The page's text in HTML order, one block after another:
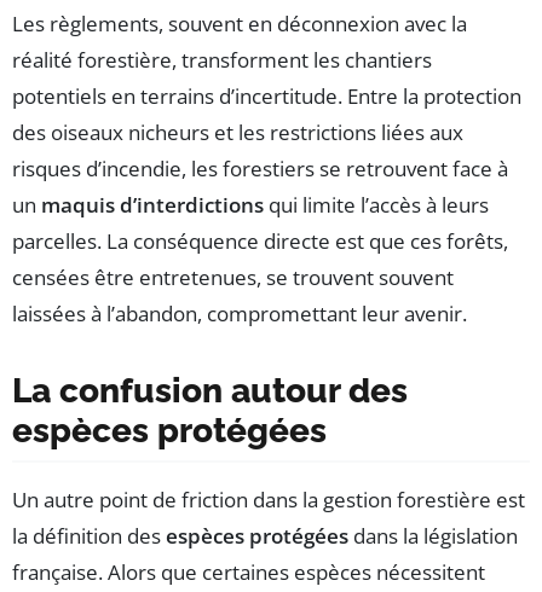
Les règlements, souvent en déconnexion avec la
réalité forestière, transforment les chantiers
potentiels en terrains d’incertitude. Entre la protection
des oiseaux nicheurs et les restrictions liées aux
risques d’incendie, les forestiers se retrouvent face à
un maquis d’interdictions qui limite l’accès à leurs
parcelles. La conséquence directe est que ces forêts,
censées être entretenues, se trouvent souvent
laissées à l’abandon, compromettant leur avenir.
La confusion autour des
espèces protégées
Un autre point de friction dans la gestion forestière est
la définition desespèces protégées dans la législation
française. Alors que certaines espèces nécessitent